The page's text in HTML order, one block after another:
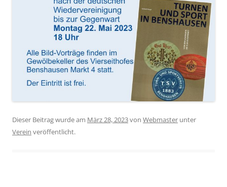
Dieser Beitrag wurde am März 28, 2023von Webmaster unter
Verein veröffentlicht.